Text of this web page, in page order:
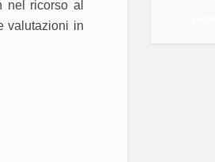
nel ricorso al
valutazioni in